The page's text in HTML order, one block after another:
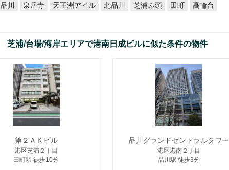
品川 泉岳寺 天王洲アイル 北品川 芝浦ふ頭 田町 高輪台
芝浦/台場/海岸エリアで港南日成ビルに似た条件の物件
第２ＡＫビル
港区芝浦２丁目
田町駅 徒歩10分
品川グランドセントラルタワー
港区港南２丁目
品川駅 徒歩3分